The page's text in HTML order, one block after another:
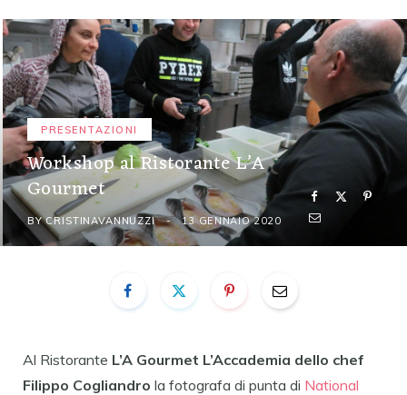
a k
PRESENTAZIONI
Workshop al Ristorante L’A
Gourmet
BY CRISTINAVANNUZZI 13 GENNAIO 2020
Al Ristorante L’A Gourmet L’Accademia dello chef
Filippo Cogliandro la fotografa di punta di National